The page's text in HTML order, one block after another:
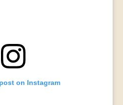
on Instagram